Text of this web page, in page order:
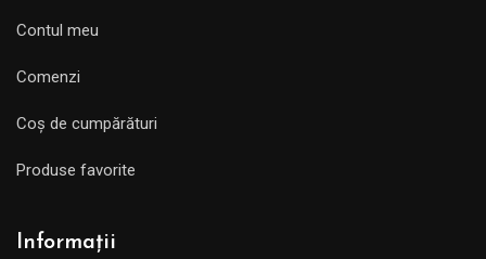
Contul meu
Comenzi
Coș de cumpărături
Produse favorite
Informații